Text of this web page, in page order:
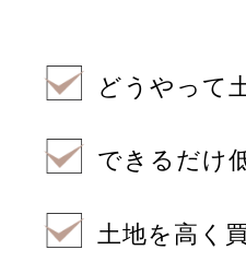
どうやって
できるだけ
土地を高く